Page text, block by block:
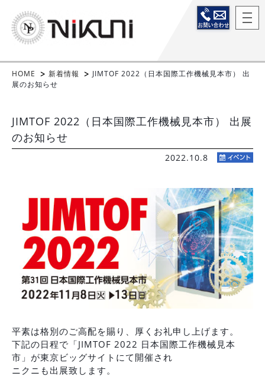
HOME 新着情報
JIMTOF 2022（日本国際工作機械見本市） 出
展のお知らせ
JIMTOF 2022（日本国際工作機械見本市） 出展
のお知らせ
2022.10.8
平素は格別のご高配を賜り、厚くお礼申し上げます。
下記の日程で「JIMTOF 2022 日本国際工作機械見本
市」が東京ビッグサイトにて開催され
ニクニも出展致します。